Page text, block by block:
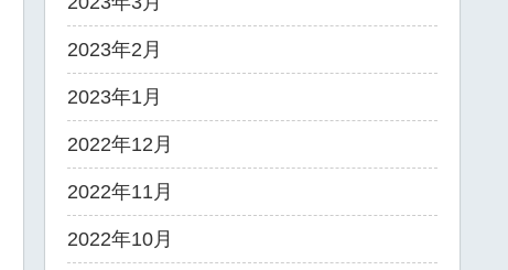
2023年2月
2023年1月
2022年12月
2022年11月
2022年10月